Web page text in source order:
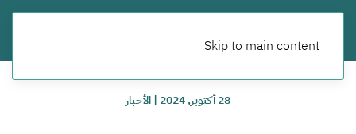
Skip to main content
28 أكتوبر, 2024 |الأخبار